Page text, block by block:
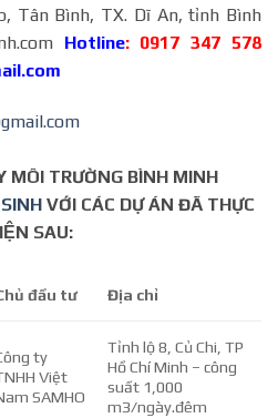
Tân Bình, TX. Dĩ An, tỉnh Bình
Hotline: 0917 347 578
MÔI TRƯỜNG BÌNH MINH
VỚI CÁC DỰ ÁN ĐÃ THỰC
SAU:
đầu tư Địa chỉ
ty
Việt
SAMHO
Tỉnh lộ 8, Củ Chi, TP
Hồ Chí Minh – công
suất 1,000
m3/ngày.đêm